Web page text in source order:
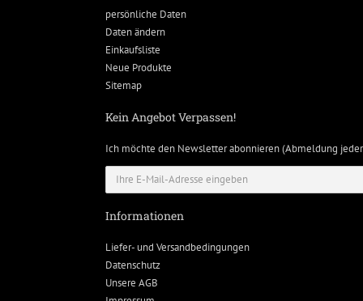
persönliche Daten
Daten ändern
Einkaufsliste
Neue Produkte
Sitemap
Kein Angebot Verpassen!
Ich möchte den Newsletter abonnieren (Abmeldung
Informationen
Liefer- und Versandbedingungen
Datenschutz
Unsere AGB